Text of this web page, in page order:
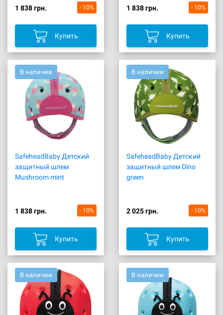
1 838 грн. - 10%
Купить
1 838 грн. - 10%
Купить
В наличии
SafeheadBaby Детский
защитный шлем
Mushroom mint
1 838 грн. - 10%
Купить
В наличии
SafeheadBaby Детский
защитный шлем Dino
green
2 025 грн. - 10%
Купить
В наличии В наличии